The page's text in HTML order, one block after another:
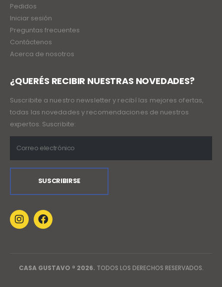
Pedidos
Iniciar sesión
Preguntas frecuentes
Contáctenos
Acerca de nosotros
¿QUERÉS RECIBIR NUESTRAS NOVEDADES?
Suscribite a nuestro newsletter y recibí las mejores ofertas,
todas las novedades y recomendaciones de nuestros
expertos. Suscribite:
CASA GUSTAVO ® 2026. TODOS LOS DERECHOS RESERVADOS.